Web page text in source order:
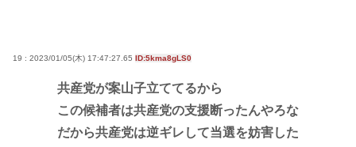
19 : 2023/01/05(木) 17:47:27.65 ID:5kma8gLS0
共産党が案山子立ててるから
この候補者は共産党の支援断ったんやろな
だから共産党は逆ギレして当選を妨害した